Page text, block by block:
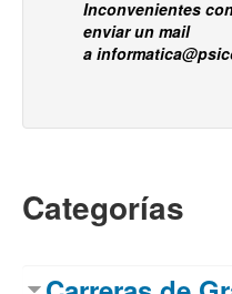
Inconvenientes
enviar un mail
a
Categorías